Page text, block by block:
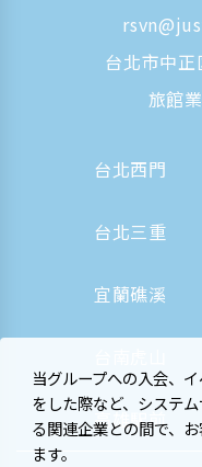
台北市中
旅館
台北西門
台北三重
宜蘭礁溪
高雄駅前
当グループへの入会、
をした際など、システ
る関連企業との間で、
ます。